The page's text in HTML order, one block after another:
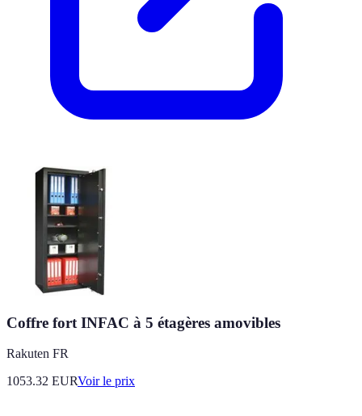
Coffre fort INFAC à 5 étagères amovibles
Rakuten FR
1053.32 EURVoir le prix